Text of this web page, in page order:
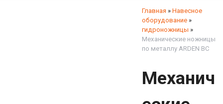
Главная » Навесное
оборудование »
гидроножницы »
Механические ножницы
по металлу ARDEN BC
Механич